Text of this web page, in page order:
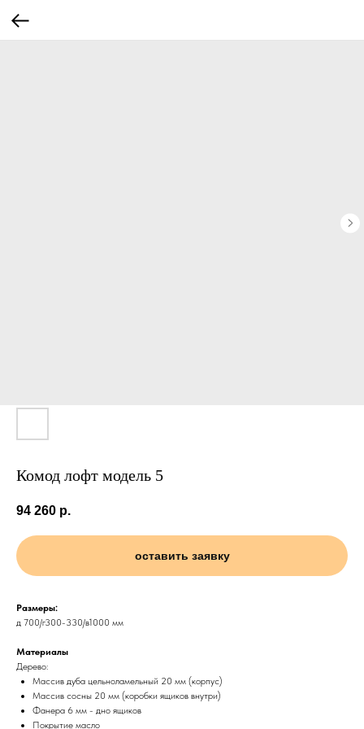
Комод лофт модель 5
94 260 р.
оставить заявку
Размеры:
д 700/г300-330/в1000 мм
Материалы
Дерево:
Массив дуба цельноламельный 20 мм (корпус)
Массив сосны 20 мм (коробки ящиков внутри)
Фанера 6 мм - дно ящиков
Покрытие масло